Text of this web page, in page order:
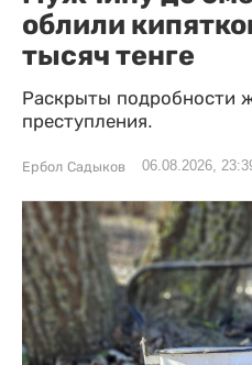
облили
тысяч тенге
Раскрыты подробности
преступления.
Ербол Садыков 06.08.2026,